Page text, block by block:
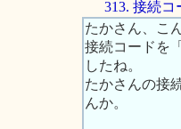
313. 接続
たかさん、こ
接続コードを
したね。
たかさんの接
んか。